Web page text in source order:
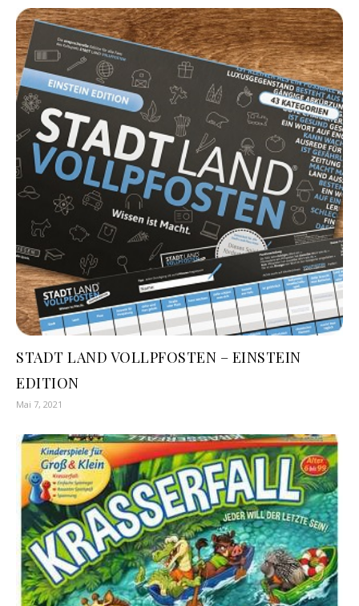
STADT LAND VOLLPFOSTEN – EINSTEIN
EDITION
Mai 7, 2021